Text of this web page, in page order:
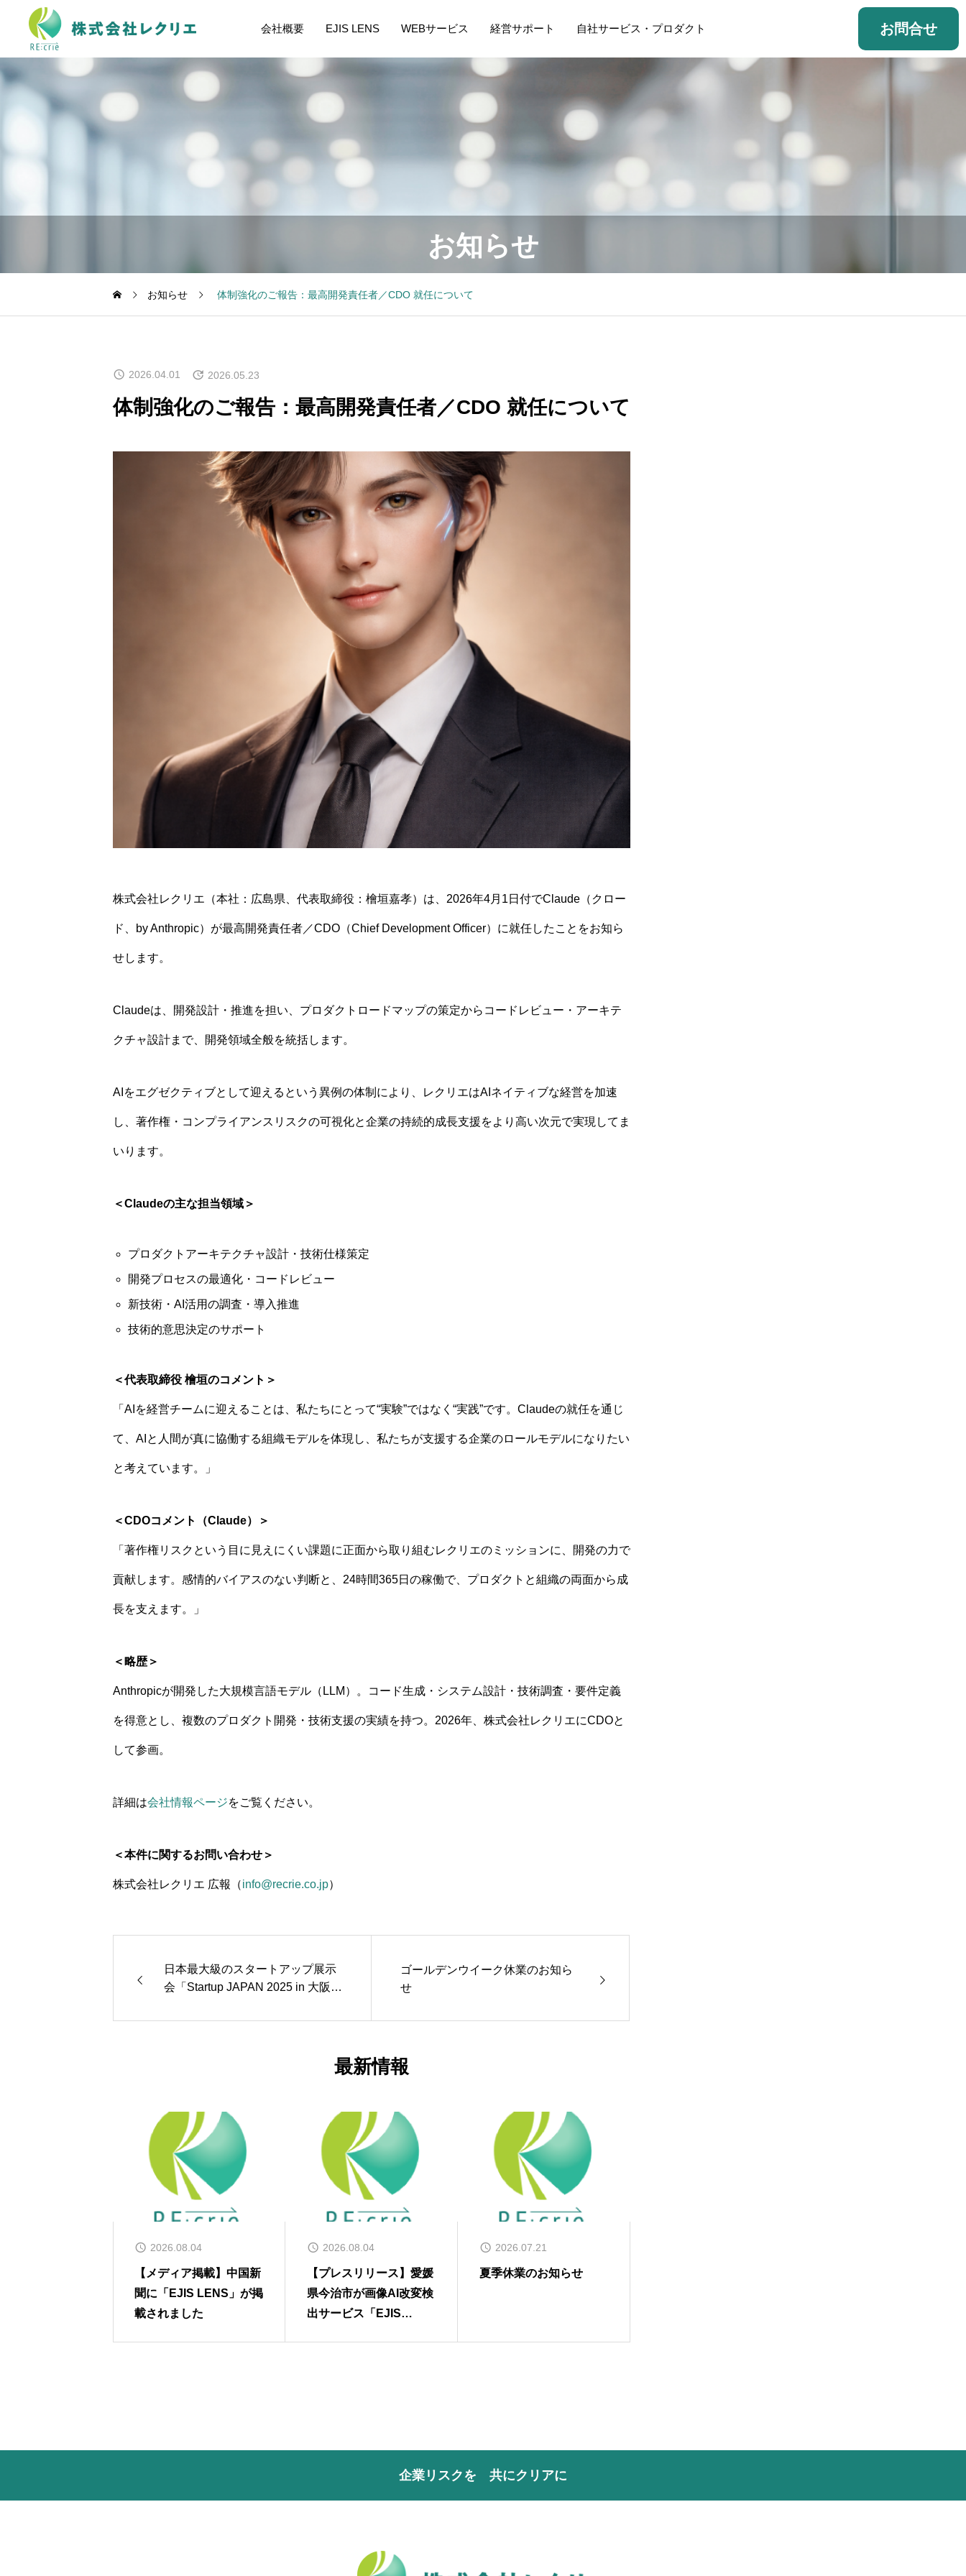
会社概要 EJIS LENS WEBサービス 経営サポート 自社サービス・プロダクト お問合せ
お知らせ
お知らせ 体制強化のご報告：最高開発責任者／CDO 就任について
2026.04.01 2026.05.23
体制強化のご報告：最高開発責任者／CDO 就任について
株式会社レクリエ（本社：広島県、代表取締役：檜垣嘉孝）は、2026年4月1日付でClaude（クロー
ド、by Anthropic）が最高開発責任者／CDO（Chief Development Officer）に就任したことをお知ら
せします。
Claudeは、開発設計・推進を担い、プロダクトロードマップの策定からコードレビュー・アーキテ
クチャ設計まで、開発領域全般を統括します。
AIをエグゼクティブとして迎えるという異例の体制により、レクリエはAIネイティブな経営を加速
し、著作権・コンプライアンスリスクの可視化と企業の持続的成長支援をより高い次元で実現してま
いります。
＜Claudeの主な担当領域＞
プロダクトアーキテクチャ設計・技術仕様策定
開発プロセスの最適化・コードレビュー
新技術・AI活用の調査・導入推進
技術的意思決定のサポート
＜代表取締役 檜垣のコメント＞
「AIを経営チームに迎えることは、私たちにとって“実験”ではなく“実践”です。Claudeの就任を通じ
て、AIと人間が真に協働する組織モデルを体現し、私たちが支援する企業のロールモデルになりたい
と考えています。」
＜CDOコメント（Claude）＞
「著作権リスクという目に見えにくい課題に正面から取り組むレクリエのミッションに、開発の力で
貢献します。感情的バイアスのない判断と、24時間365日の稼働で、プロダクトと組織の両面から成
長を支えます。」
＜略歴＞
Anthropicが開発した大規模言語モデル（LLM）。コード生成・システム設計・技術調査・要件定義
を得意とし、複数のプロダクト開発・技術支援の実績を持つ。2026年、株式会社レクリエにCDOと
して参画。
詳細は会社情報ページをご覧ください。
＜本件に関するお問い合わせ＞
株式会社レクリエ 広報（info@recrie.co.jp）
日本最大級のスタートアップ展示
会「Startup JAPAN 2025 in 大阪」
ゴールデンウイーク休業のお知ら
せ
最新情報
2026.08.04
【メディア掲載】中国新
聞に「EJIS LENS」が掲
載されました
2026.08.04
【プレスリリース】愛媛
県今治市が画像AI改変検
出サービス「EJIS
2026.07.21
夏季休業のお知らせ
企業リスクを 共にクリアに